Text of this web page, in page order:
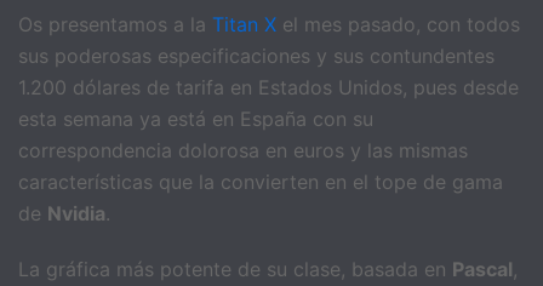
Os presentamos a la Titan X el mes pasado, con todos
sus poderosas especificaciones y sus contundentes
1.200 dólares de tarifa en Estados Unidos, pues desde
esta semana ya está en España con su
correspondencia dolorosa en euros y las mismas
características que la convierten en el tope de gama
de Nvidia.
La gráfica más potente de su clase, basada en Pascal,